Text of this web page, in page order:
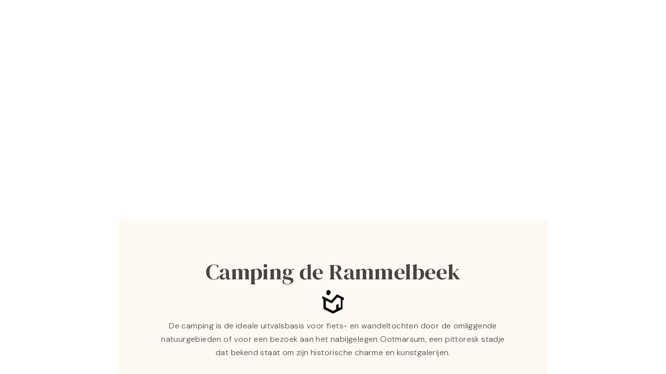
Camping de Rammelbeek
De camping is de ideale uitvalsbasis voor fiets- en wandeltochten door de omliggende
natuurgebieden of voor een bezoek aan het nabijgelegen Ootmarsum, een pittoresk stadje
dat bekend staat om zijn historische charme en kunstgalerijen.